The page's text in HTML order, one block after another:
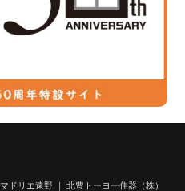
マドリエ遠野 ｜ 北豊トーヨー住器（株）